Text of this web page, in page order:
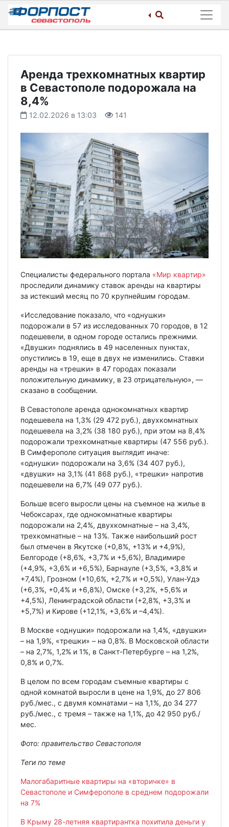
Skip
content
Аренда трехкомнатных квартир
в Севастополе подорожала на
8,4%
12.02.2026 в 13:03 141
Специалисты федерального портала «Мир квартир»
проследили динамику ставок аренды на квартиры
за истекший месяц по 70 крупнейшим городам.
«Исследование показало, что «однушки»
подорожали в 57 из исследованных 70 городов, в 12
подешевели, в одном городе остались прежними.
«Двушки» поднялись в 49 населенных пунктах,
опустились в 19, еще в двух не изменились. Ставки
аренды на «трешки» в 47 городах показали
положительную динамику, в 23 отрицательную», —
сказано в сообщении.
В Севастополе аренда однокомнатных квартир
подешевела на 1,3% (29 472 руб.), двухкомнатных
подешевела на 3,2% (38 180 руб.), при этом на 8,4%
подорожали трехкомнатные квартиры (47 556 руб.).
В Симферополе ситуация выглядит иначе:
«однушки» подорожали на 3,6% (34 407 руб.),
«двушки» на 3,1% (41 868 руб.), «трешки» напротив
подешевели на 6,7% (49 077 руб.).
Больше всего выросли цены на съемное на жилье в
Чебоксарах, где однокомнатные квартиры
подорожали на 2,4%, двухкомнатные – на 3,4%,
трехкомнатные – на 13%. Также наибольший рост
был отмечен в Якутске (+0,8%, +13% и +4,9%),
Белгороде (+8,6%, +3,7% и +5,6%), Владимире
(+4,9%, +3,6% и +6,5%), Барнауле (+3,5%, +3,8% и
+7,4%), Грозном (+10,6%, +2,7% и +0,5%), Улан-Удэ
(+6,3%, +0,4% и +6,8%), Омске (+3,2%, +5,6% и
+4,5%), Ленинградской области (+2,8%, +3,3% и
+5,7%) и Кирове (+12,1%, +3,6% и –4,4%).
В Москве «однушки» подорожали на 1,4%, «двушки»
– на 1,9%, «трешки» – на 0,8%. В Московской области
– на 2,7%, 1,2% и 1%, в Санкт-Петербурге – на 1,2%,
0,8% и 0,7%.
В целом по всем городам съемные квартиры с
одной комнатой выросли в цене на 1,9%, до 27 806
руб./мес., с двумя комнатами – на 1,1%, до 34 277
руб./мес., с тремя – также на 1,1%, до 42 950 руб./
мес.
Фото: правительство Севастополя
Теги по теме
Малогабаритные квартиры на «вторичке» в
Севастополе и Симферополе в среднем подорожали
на 7%
В Крыму 28-летняя квартирантка похитила деньги у